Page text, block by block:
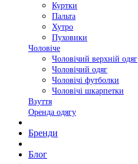
Куртки
Пальта
Хутро
Пуховики
Чоловіче
Чоловічий верхній одяг
Чоловічий одяг
Чоловічі футболки
Чоловічі шкарпетки
Взуття
Оренда одягу
Бренди
Блог